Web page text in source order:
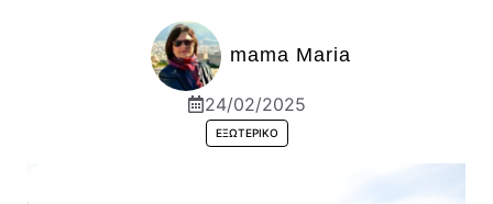
mama Maria
24/02/2025
ΕΞΩΤΕΡΙΚΌ